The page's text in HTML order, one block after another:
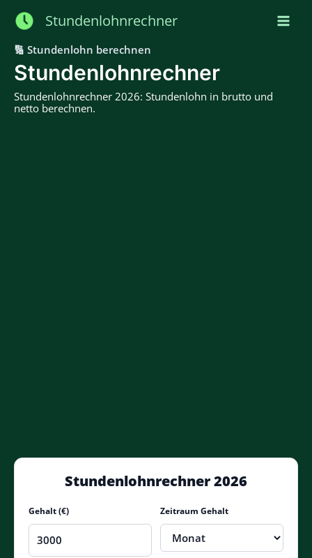
Inhalt
springen
Stundenlohnrechner
🔢 Stundenlohn berechnen
Stundenlohnrechner
Stundenlohnrechner 2026: Stundenlohn in brutto und
netto berechnen.
Stundenlohnrechner 2026
Gehalt (€) Zeitraum Gehalt